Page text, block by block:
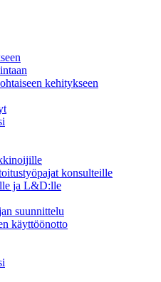
kehitykseen
konsulteille
ja L&D:lle
suunnittelu
käyttöönotto